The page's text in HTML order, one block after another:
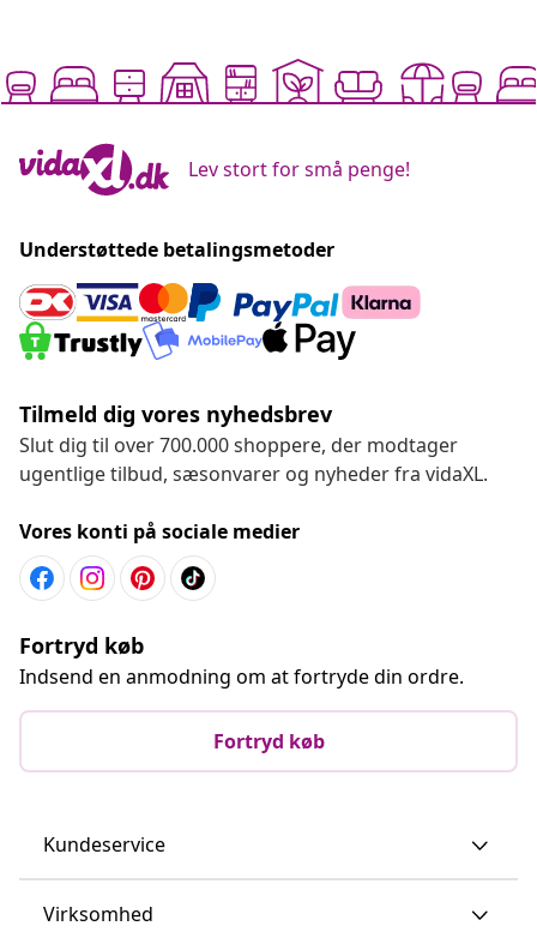
Lev stort for små penge!
Understøttede betalingsmetoder
Tilmeld dig vores nyhedsbrev
Slut dig til over 700.000 shoppere, der modtager
ugentlige tilbud, sæsonvarer og nyheder fra vidaXL.
Vores konti på sociale medier
Fortryd køb
Indsend en anmodning om at fortryde din ordre.
Fortryd køb
Kundeservice
Virksomhed